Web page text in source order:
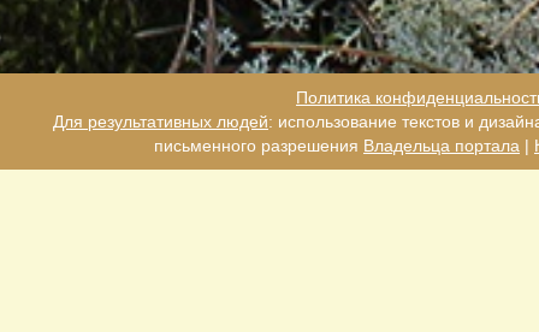
Политика
Для результативных людей: использование текстов и
письменного разрешения Владельца портала |